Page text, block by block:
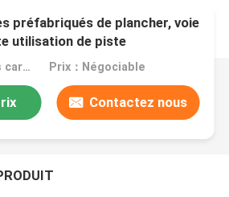
préfabriqués de plancher, voie
utilisation de piste
MOQ：1000 mètres carrés Prix：Négociable
Contactez nous